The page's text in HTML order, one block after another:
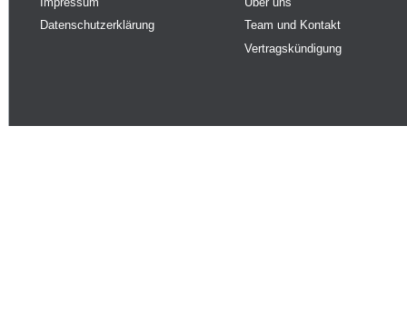
Datenschutzerklärung
Team und Kontakt
Vertragskündigung